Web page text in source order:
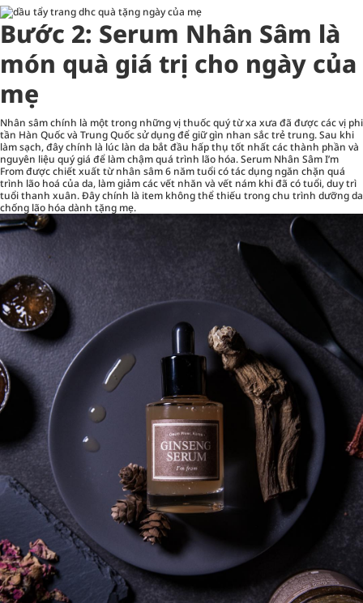
Bước 2: Serum Nhân Sâm là
món quà giá trị cho ngày của
mẹ
Nhân sâm chính là một trong những vị thuốc quý từ xa xưa đã được các vị phi
tần Hàn Quốc và Trung Quốc sử dụng để giữ gìn nhan sắc trẻ trung. Sau khi
làm sạch, đây chính là lúc làn da bắt đầu hấp thụ tốt nhất các thành phần và
nguyên liệu quý giá để làm chậm quá trình lão hóa. Serum Nhân Sâm I’m
From được chiết xuất từ nhân sâm 6 năm tuổi có tác dụng ngăn chặn quá
trình lão hoá của da, làm giảm các vết nhăn và vết nám khi đã có tuổi, duy trì
tuổi thanh xuân. Đây chính là item không thể thiếu trong chu trình dưỡng da
chống lão hóa dành tặng mẹ.